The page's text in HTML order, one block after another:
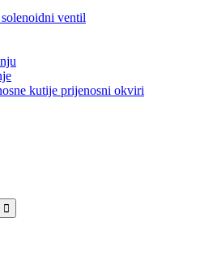
ventil
kutije prijenosni okviri